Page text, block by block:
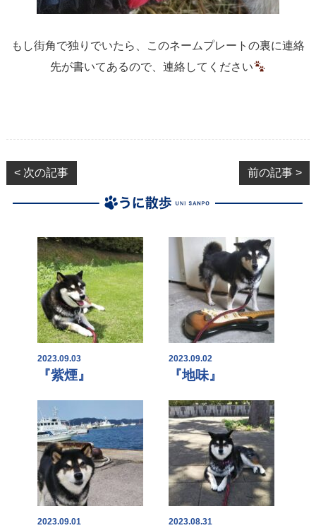
もし街角で独りでいたら、このネームプレートの裏に連絡
先が書いてあるので、連絡してください
< 次の記事 前の記事 >
2023.09.03
『紫煙』
2023.09.02
『地味』
2023.09.01 2023.08.31